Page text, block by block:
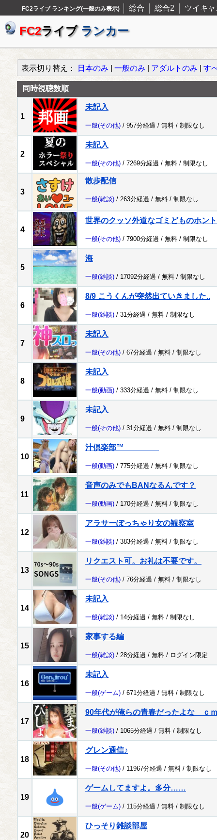
FC2ライブ ランキング(一般のみ表示) 総合 総合2 ツイキャ
FC2ライブ ランカー
表示切り替え： 日本のみ 一般のみ アダルトのみ す
同時視聴数順
1
未記入
一般(その他) / 957分経過 / 無料 / 制限なし
2
未記入
一般(その他) / 7269分経過 / 無料 / 制限なし
3
散歩配信
一般(雑談) / 263分経過 / 無料 / 制限なし
4
世界のクッソ外道なゴミどものホン
一般(その他) / 7900分経過 / 無料 / 制限なし
5
海
一般(雑談) / 17092分経過 / 無料 / 制限なし
6
8/9 こうくんが突然出ていきました..
一般(雑談) / 31分経過 / 無料 / 制限なし
7
未記入
一般(その他) / 67分経過 / 無料 / 制限なし
8
未記入
一般(動画) / 333分経過 / 無料 / 制限なし
9
未記入
一般(その他) / 31分経過 / 無料 / 制限なし
10
汁倶楽部™
一般(動画) / 775分経過 / 無料 / 制限なし
11
音声のみでもBANなるんです？
一般(動画) / 170分経過 / 無料 / 制限なし
12
アラサーぽっちゃり女の観察室
一般(雑談) / 383分経過 / 無料 / 制限なし
13
リクエスト可。お礼は不要です。
一般(その他) / 76分経過 / 無料 / 制限なし
14
未記入
一般(雑談) / 14分経過 / 無料 / 制限なし
15
家事する編
一般(雑談) / 28分経過 / 無料 / ログイン限定
16
未記入
一般(ゲーム) / 671分経過 / 無料 / 制限なし
17
90年代が俺らの青春だったよな ｃ
一般(雑談) / 1065分経過 / 無料 / 制限なし
18
グレン通信♪
一般(その他) / 11967分経過 / 無料 / 制限なし
19
ゲームしてますよ。多分……
一般(ゲーム) / 115分経過 / 無料 / 制限なし
20
ひっそり雑談部屋